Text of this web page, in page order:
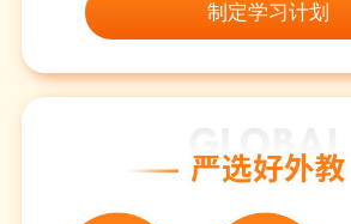
制定学习计划